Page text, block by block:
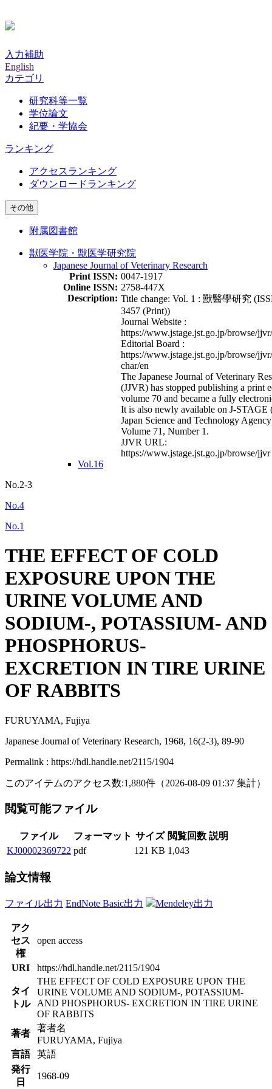
入力補助
English
カテゴリ
研究科等一覧
学位論文
紀要・学協会
ランキング
アクセスランキング
ダウンロードランキング
その他
附属図書館
獣医学院・獣医学研究院
Japanese Journal of Veterinary Research
Print ISSN: 0047-1917
Online ISSN: 2758-447X
Description: Title change: Vol. 1 : 獸醫學研究
3457 (Print))
Journal Website :
https://www.jstage.jst.go.jp/browse/
Editorial Board :
https://www.jstage.jst.go.jp/browse/
char/en
The Japanese Journal of Veterinary
(JJVR) has stopped publishing a print
volume 70 and became a fully
It is also newly available on J-STAGE
Japan Science and Technology
Volume 71, Number 1.
JJVR URL:
https://www.jstage.jst.go.jp/browse/jjvr
Vol.16
No.2-3
No.4
No.1
THE EFFECT OF COLD
EXPOSURE UPON THE
URINE VOLUME AND
SODIUM-, POTASSIUM- AND
PHOSPHORUS-
EXCRETION IN TIRE URINE
OF RABBITS
FURUYAMA, Fujiya
Japanese Journal of Veterinary Research, 1968, 16(2-3), 89-90
Permalink : https://hdl.handle.net/2115/1904
このアイテムのアクセス数:1,880件 （2026-08-09 01:37 集計）
閲覧可能ファイル
ファイル フォーマット サイズ 閲覧回数 説明
KJ00002369722 pdf 121 KB 1,043
論文情報
ファイル出力 EndNote Basic出力 Mendeley出力
アク
セス
権
open access
URI https://hdl.handle.net/2115/1904
タイ
トル
THE EFFECT OF COLD EXPOSURE UPON THE
URINE VOLUME AND SODIUM-, POTASSIUM-
AND PHOSPHORUS- EXCRETION IN TIRE URINE
OF RABBITS
著者
著者名
FURUYAMA, Fujiya
言語
英語
発行
日
1968-09